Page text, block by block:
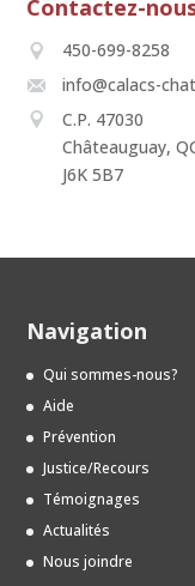
Contactez-
450-699-8258
info@calacs-
C.P. 47030
Châteauguay,
J6K 5B7
Navigation
Qui sommes-nous?
Aide
Prévention
Justice/Recours
Témoignages
Actualités
Nous joindre